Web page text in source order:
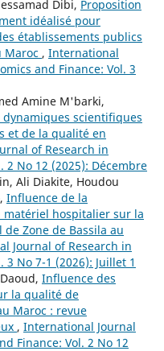
Dibi, Proposition
idéalisé pour
établissements publics
Maroc , International
and Finance: Vol. 3
Amine M'barki,
scientifiques
et de la qualité en
of Research in
2 No 12 (2025): Décembre
Ali Diakite, Houdou
Influence de la
hospitalier sur la
Zone de Bassila au
Journal of Research in
3 No 7-1 (2026): Juillet 1
Influence des
la qualité de
Maroc : revue
, International Journal
Finance: Vol. 2 No 12